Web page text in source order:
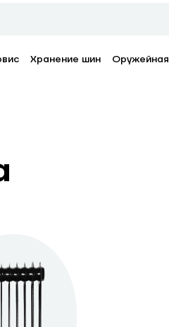
Хранение шин Оружейная